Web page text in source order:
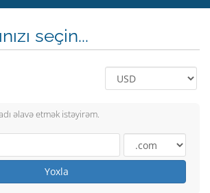
seçin...
əlavə etmək istəyirəm.
Yoxla